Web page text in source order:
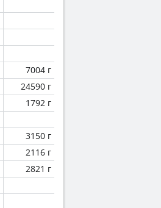
7004 г
24590 г
1792 г
3150 г
2116 г
2821 г